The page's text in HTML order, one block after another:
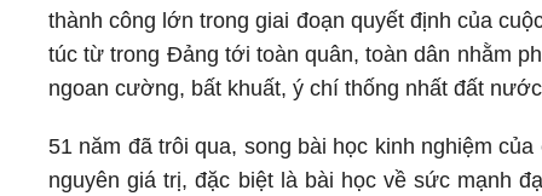
thành công lớn trong giai đoạn quyết định của
túc từ trong Đảng tới toàn quân, toàn dân nhằm
ngoan cường, bất khuất, ý chí thống nhất đất
51 năm đã trôi qua, song bài học kinh nghiệm
nguyên giá trị, đặc biệt là bài học về sức mạnh